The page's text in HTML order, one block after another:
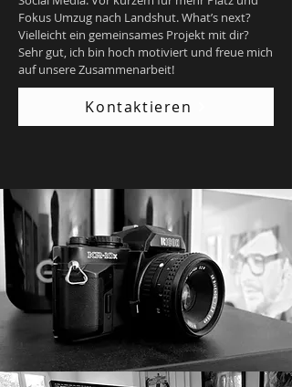
Fokus Umzug nach Landshut. What’s next?
Vielleicht ein gemeinsames Projekt mit dir?
Sehr gut, ich bin hoch motiviert und freue mich
auf unsere Zusammenarbeit!
Kontaktieren